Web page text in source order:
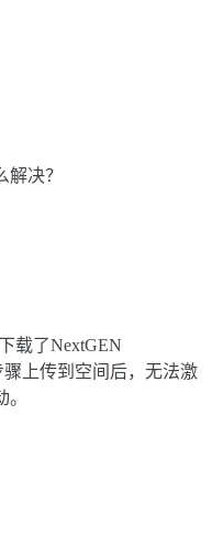
决？
载了NextGEN
骤上传到空间后，无法激